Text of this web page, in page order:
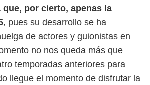
por cierto, apenas la
, pues su desarrollo se ha
de actores y guionistas en
no nos queda más que
temporadas anteriores para
llegue el momento de disfrutar la